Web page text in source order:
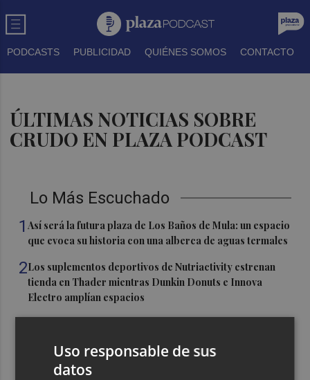
PODCASTS PUBLICIDAD QUIÉNES SOMOS CONTACTO
ÚLTIMAS NOTICIAS SOBRE
CRUDO EN PLAZA PODCAST
Lo Más Escuchado
1Así será la futura plaza de Los Baños de Mula: un espacio
que evoca su historia con una alberca de aguas termales
2Los suplementos deportivos de Nutriactivity estrenan
tienda en Thader mientras Dunkin Donuts e Innova
Electro amplían espacios
reciben 191 millones
Uso responsable de sus
datos